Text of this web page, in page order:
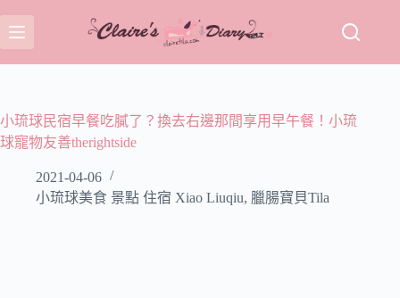
至
主
容
小琉球民宿早餐吃膩了？換去右邊那間享用早午餐！小琉
球寵物友善therightside
2021-04-06
小琉球美食 景點 住宿 Xiao Liuqiu, 臘腸寶貝Tila